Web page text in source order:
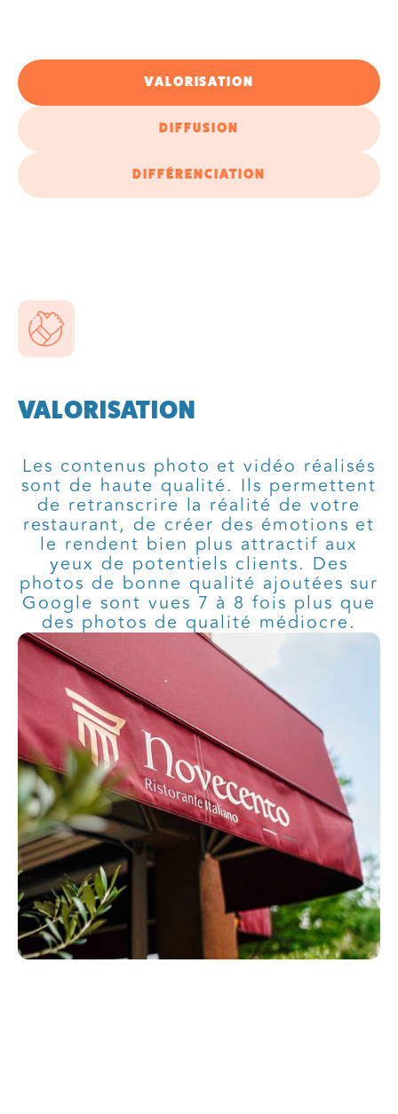
VALORISATION
DIFFUSION
DIFFÉRENCIATION
VALORISATION
Les contenus photo et vidéo réalisés
sont de haute qualité. Ils permettent
de retranscrire la réalité de votre
restaurant, de créer des émotions et
le rendent bien plus attractif aux
yeux de potentiels clients. Des
photos de bonne qualité ajoutées sur
Google sont vues 7 à 8 fois plus que
des photos de qualité médiocre.